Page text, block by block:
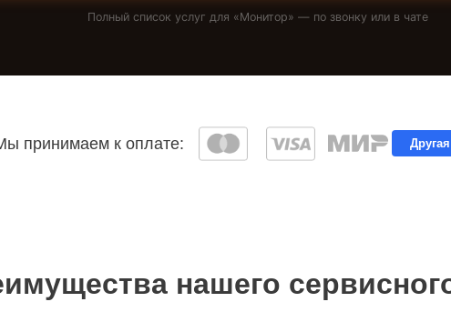
Полный список услуг для «Монитор» — по звонку или в чате
принимаем к оплате:
нашего